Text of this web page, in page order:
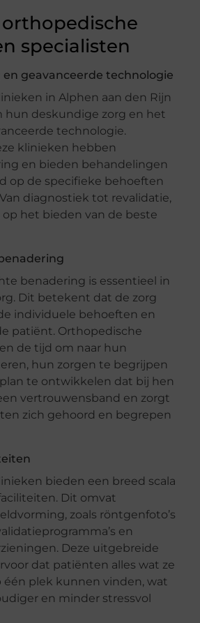
orthopedische
specialisten
en geavanceerde technologie
in Alphen aan den Rijn
hun deskundige zorg en het
technologie.
klinieken hebben
en bieden behandelingen
op de specifieke behoeften
diagnostiek tot revalidatie,
het bieden van de beste
benadering is essentieel in
Dit betekent dat de zorg
individuele behoeften en
patiënt. Orthopedische
de tijd om naar hun
hun zorgen te begrijpen
te ontwikkelen dat bij hen
vertrouwensband en zorgt
zich gehoord en begrepen
bieden een breed scala
Dit omvat
zoals röntgenfoto’s
en
Deze uitgebreide
dat patiënten alles wat ze
één plek kunnen vinden, wat
en minder stressvol